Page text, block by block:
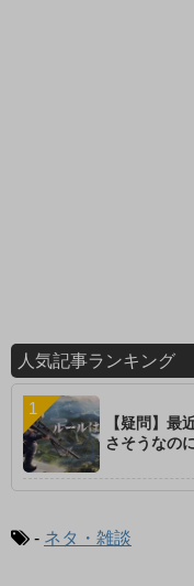
人気記事ランキング
【疑問】最
さそうなの
- ネタ・雑談